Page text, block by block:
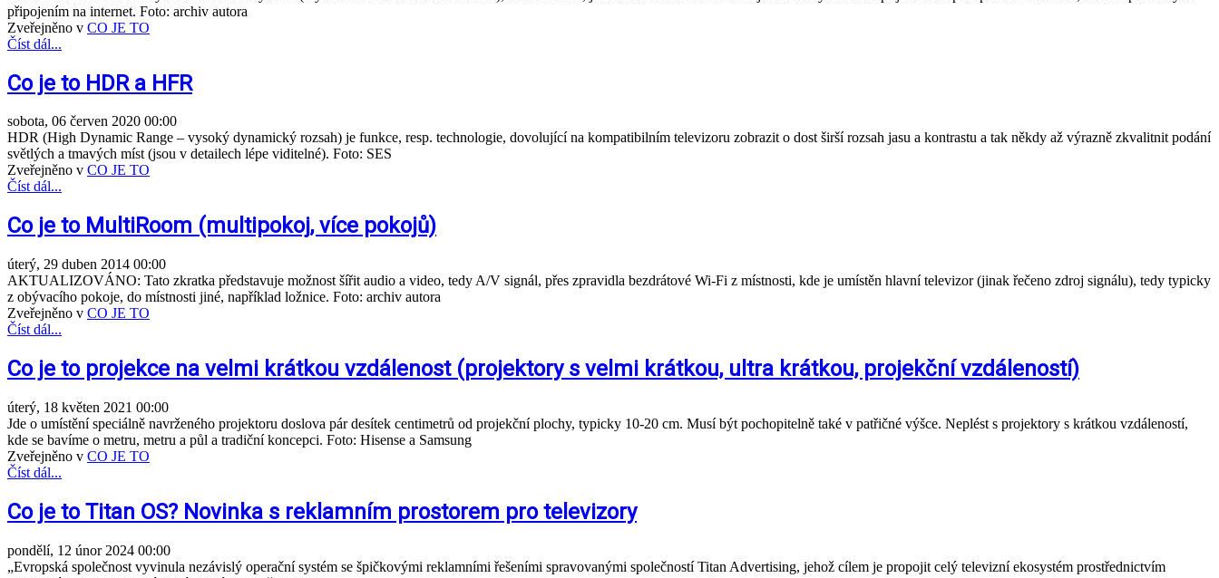
připojením na internet. Foto: archiv autora
Zveřejněno v CO JE TO
Číst dál...
Co je to HDR a HFR
sobota, 06 červen 2020 00:00
HDR (High Dynamic Range – vysoký dynamický rozsah) je funkce, resp. technologie, dovolující na kompatibilním televizoru zobrazit o dost širší rozsah jasu a kontrastu a tak někdy až výrazně zkvalitnit podání
světlých a tmavých míst (jsou v detailech lépe viditelné). Foto: SES
Zveřejněno v CO JE TO
Číst dál...
Co je to MultiRoom (multipokoj, více pokojů)
úterý, 29 duben 2014 00:00
AKTUALIZOVÁNO: Tato zkratka představuje možnost šířit audio a video, tedy A/V signál, přes zpravidla bezdrátové Wi-Fi z místnosti, kde je umístěn hlavní televizor (jinak řečeno zdroj signálu), tedy typicky
z obývacího pokoje, do místnosti jiné, například ložnice. Foto: archiv autora
Zveřejněno v CO JE TO
Číst dál...
Co je to projekce na velmi krátkou vzdálenost (projektory s velmi krátkou, ultra krátkou, projekční vzdáleností)
úterý, 18 květen 2021 00:00
Jde o umístění speciálně navrženého projektoru doslova pár desítek centimetrů od projekční plochy, typicky 10-20 cm. Musí být pochopitelně také v patřičné výšce. Neplést s projektory s krátkou vzdáleností,
kde se bavíme o metru, metru a půl a tradiční koncepci. Foto: Hisense a Samsung
Zveřejněno v CO JE TO
Číst dál...
Co je to Titan OS? Novinka s reklamním prostorem pro televizory
pondělí, 12 únor 2024 00:00
„Evropská společnost vyvinula nezávislý operační systém se špičkovými reklamními řešeními spravovanými společností Titan Advertising, jehož cílem je propojit celý televizní ekosystém prostřednictvím